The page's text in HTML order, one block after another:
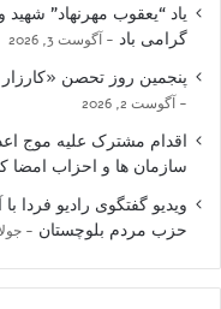
یاد “یعقوب مهرنهاد”
گرامی باد
آگوست 3, 2026
پنجمین روز تحصن
آگوست 2, 2026
اقدام مشترک علیه موج
سازمان ها و احزاب امضا
ویدیو گفتگوی رادیو
حزب مردم بلوچستان
جولای